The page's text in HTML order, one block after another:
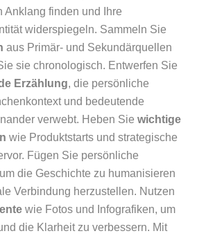
Anklang finden und Ihre
widerspiegeln. Sammeln Sie
aus Primär- und Sekundärquellen
sie chronologisch. Entwerfen Sie
Erzählung, die persönliche
und bedeutende
verwebt. Heben Siewichtige
wie Produktstarts und strategische
Fügen Sie persönliche
die Geschichte zu humanisieren
Verbindung herzustellen. Nutzen
wie Fotos und Infografiken, um
die Klarheit zu verbessern. Mit